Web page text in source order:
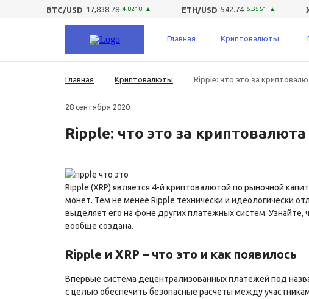
BTC/USD 17,838.78 4.8218 ▲ ETH/USD 542.74 5.3561 ▲
Главная Криптовалюты
Главная Криптовалюты Ripple: что это за
28 сентября 2020
Ripple: что это за
Ripple (XRP) является 4-й криптовалютой по рыночной
монет. Тем не менее Ripple технически и идеологически
выделяет его на фоне других платежных систем. Узнайте,
вообще создана.
Ripple и XRP – что это и как появилось
Впервые система децентрализованных платежей под
с целью обеспечить безопасные расчеты между